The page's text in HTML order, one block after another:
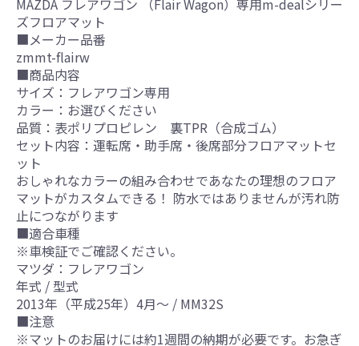
MAZDA フレアワゴン （Flair Wagon）専用m-dealシリー
ズフロアマット
■メーカー品番
zmmt-flairw
■商品内容
サイズ：フレアワゴン専用
カラー：お選びください
品質：表ポリプロピレン 裏TPR（合成ゴム）
セット内容：運転席・助手席・後席部分フロアマットセ
ット
おしゃれなカラーの組み合わせであなたの理想のフロア
マットがカスタムできる！ 防水ではありませんが汚れ防
止につながります
■適合車種
※車検証でご確認ください。
マツダ：フレアワゴン
年式 / 型式
2013年（平成25年）4月～ / MM32S
■注意
※マットのお届けには約1週間の納期が必要です。お急ぎ